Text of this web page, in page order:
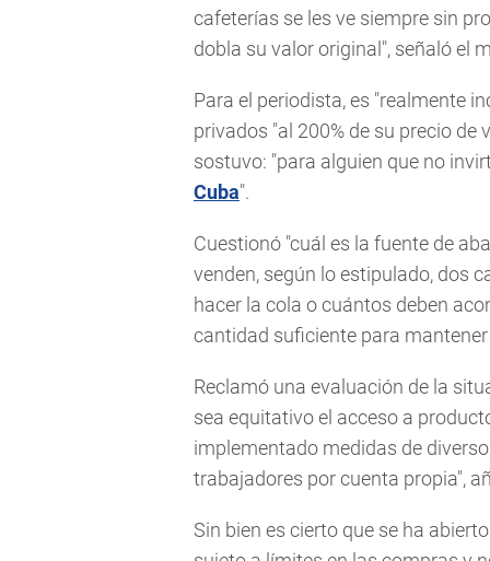
cafeterías se les ve siempre sin
dobla su valor original", señaló el
Para el periodista, es "realmente
privados "al 200% de su precio de
sostuvo: "para alguien que no
Cuba".
Cuestionó "cuál es la fuente de
venden, según lo estipulado, dos
hacer la cola o cuántos deben
cantidad suficiente para
Reclamó una evaluación de la
sea equitativo el acceso a
implementado medidas de
trabajadores por cuenta propia",
Sin bien es cierto que se ha